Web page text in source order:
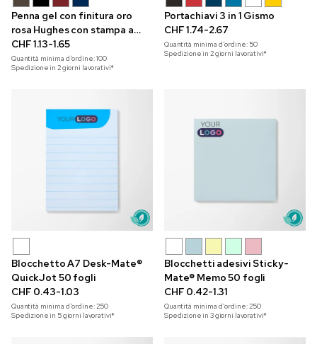
Penna gel con finitura oro
rosa Hughes con stampa a
colori
CHF 1.13-1.65
Quantità minima d'ordine:100
Spedizione in 2 giorni lavorativi*
Portachiavi 3 in 1 Gismo
CHF 1.74-2.67
Quantità minima d'ordine: 50
Spedizione in 2 giorni lavorativi*
Blocchetto A7 Desk-Mate®
QuickJot 50 fogli
CHF 0.43-1.03
Quantità minima d'ordine:250
Spedizione in 5 giorni lavorativi*
Blocchetti adesivi Sticky-
Mate® Memo 50 fogli
CHF 0.42-1.31
Quantità minima d'ordine:250
Spedizione in 3 giorni lavorativi*